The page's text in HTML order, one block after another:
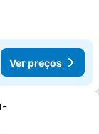
Ver preços
favoritos